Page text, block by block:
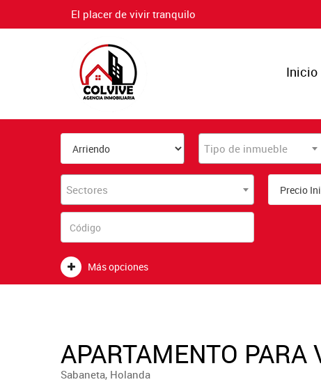
El placer de vivir tranquilo
Inicio
Tipo de inmueble
Sectores
Más opciones
APARTAMENTO PARA
Sabaneta, Holanda